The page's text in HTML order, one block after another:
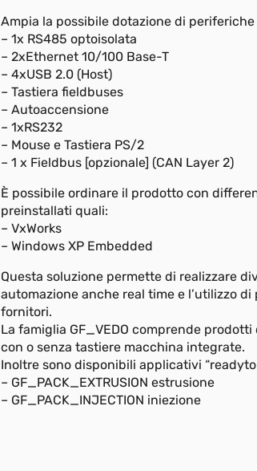
Ampia la possibile dotazione di periferiche
– 1x RS485 optoisolata
– 2xEthernet 10/100 Base-T
– 4xUSB 2.0 (Host)
– Tastiera fieldbuses
– Autoaccensione
– 1xRS232
– Mouse e Tastiera PS/2
– 1 x Fieldbus [opzionale] (CAN Layer 2)
È possibile ordinare il prodotto con
preinstallati quali:
– VxWorks
– Windows XP Embedded
Questa soluzione permette di realizzare
automazione anche real time e l’utilizzo
fornitori.
La famiglia GF_VEDO comprende prodotti
con o senza tastiere macchina integrate.
Inoltre sono disponibili applicativi
– GF_PACK_EXTRUSION estrusione
– GF_PACK_INJECTION iniezione